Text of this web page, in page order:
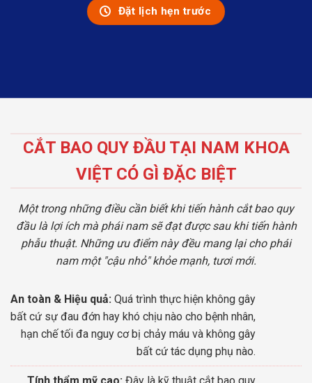
Đặt lịch hẹn trước
CẮT BAO QUY ĐẦU TẠI NAM KHOA
VIỆT CÓ GÌ ĐẶC BIỆT
Một trong những điều cần biết khi tiến hành cắt bao quy
đầu là lợi ích mà phái nam sẽ đạt được sau khi tiến hành
phẫu thuật. Những ưu điểm này đều mang lại cho phái
nam một "cậu nhỏ" khỏe mạnh, tươi mới.
An toàn & Hiệu quả: Quá trình thực hiện không gây
bất cứ sự đau đớn hay khó chịu nào cho bệnh nhân,
hạn chế tối đa nguy cơ bị chảy máu và không gây
bất cứ tác dụng phụ nào.